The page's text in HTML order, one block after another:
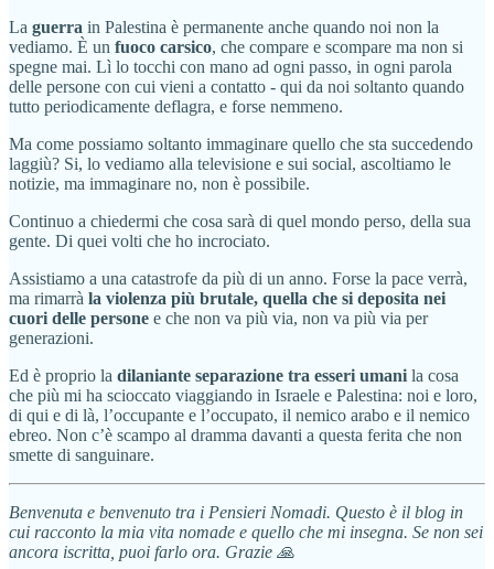
La guerra in Palestina è permanente anche quando noi non la
vediamo. È un fuoco carsico, che compare e scompare ma non si
spegne mai. Lì lo tocchi con mano ad ogni passo, in ogni parola
delle persone con cui vieni a contatto - qui da noi soltanto quando
tutto periodicamente deflagra, e forse nemmeno.
Ma come possiamo soltanto immaginare quello che sta succedendo
laggiù? Si, lo vediamo alla televisione e sui social, ascoltiamo le
notizie, ma immaginare no, non è possibile.
Continuo a chiedermi che cosa sarà di quel mondo perso, della sua
gente. Di quei volti che ho incrociato.
Assistiamo a una catastrofe da più di un anno. Forse la pace verrà,
ma rimarrà la violenza più brutale, quella che si deposita nei
cuori delle persone e che non va più via, non va più via per
generazioni.
Ed è proprio la dilaniante separazione tra esseri umani la cosa
che più mi ha scioccato viaggiando in Israele e Palestina: noi e loro,
di qui e di là, l’occupante e l’occupato, il nemico arabo e il nemico
ebreo. Non c’è scampo al dramma davanti a questa ferita che non
smette di sanguinare.
Benvenuta e benvenuto tra i Pensieri Nomadi. Questo è il blog in
cui racconto la mia vita nomade e quello che mi insegna. Se non sei
ancora iscritta, puoi farlo ora. Grazie 🙏